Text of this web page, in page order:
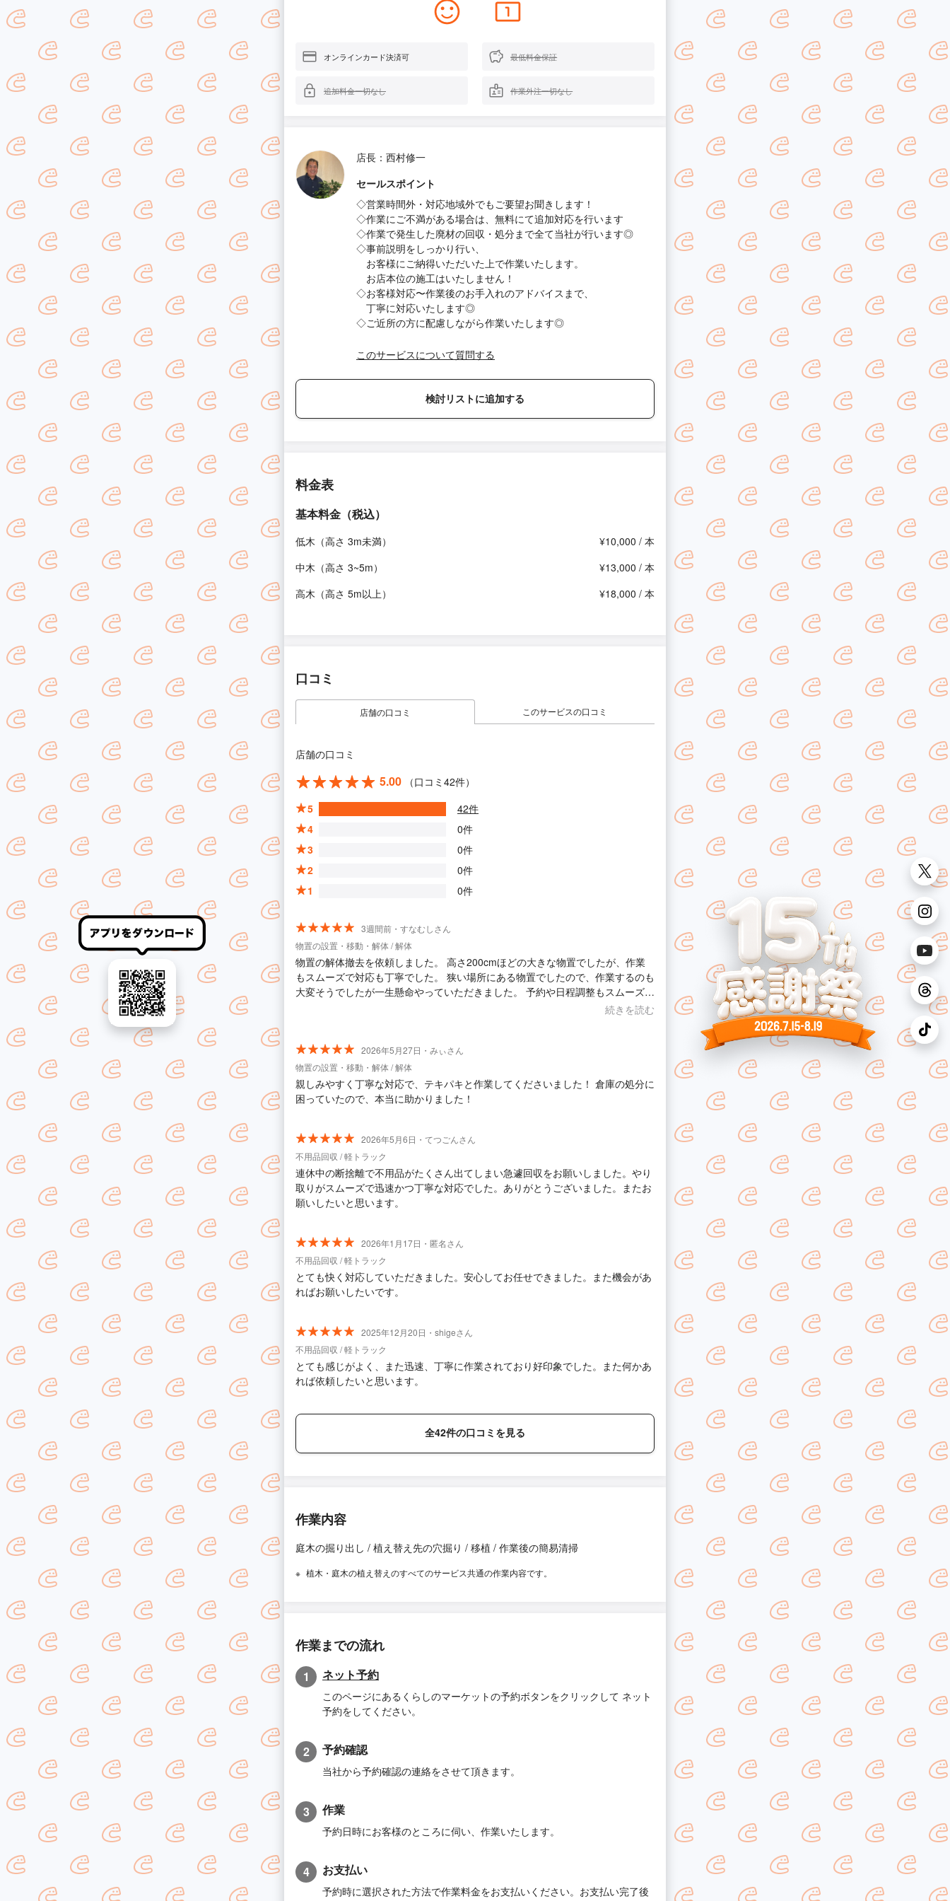
オンラインカード決済可 最低料金保証
追加料金一切なし 作業外注一切なし
店長：西村修一
セールスポイント
◇営業時間外・対応地域外でもご要望お聞きします！
◇作業にご不満がある場合は、無料にて追加対応を行います
◇作業で発生した廃材の回収・処分まで全て当社が行います◎
◇事前説明をしっかり行い、
お客様にご納得いただいた上で作業いたします。
お店本位の施工はいたしません！
◇お客様対応〜作業後のお手入れのアドバイスまで、
丁寧に対応いたします◎
◇ご近所の方に配慮しながら作業いたします◎
このサービスについて質問する
検討リストに追加する
料金表
基本料金（税込）
低木（高さ 3m未満）
¥10,000 / 本
中木（高さ 3~5m）
¥13,000 / 本
高木（高さ 5m以上）
¥18,000 / 本
口コミ
店舗の口コミ このサービスの口コミ
店舗の口コミ
5.00
（口コミ42件）
5
42件
4
0件
3
0件
2
0件
1
0件
3週間前・すなむしさん
物置の設置・移動・解体 / 解体
物置の解体撤去を依頼しました。 高さ200cmほどの大きな物置でしたが、作業
もスムーズで対応も丁寧でした。 狭い場所にある物置でしたので、作業するのも
大変そうでしたが一生懸命やっていただきました。 予約や日程調整もスムーズで
した。料金もリーズナブルでした。 また機会があればお願いしたいと思います。
続きを読む
2026年5月27日・みぃさん
物置の設置・移動・解体 / 解体
親しみやすく丁寧な対応で、テキパキと作業してくださいました！ 倉庫の処分に
困っていたので、本当に助かりました！
2026年5月6日・てつごんさん
不用品回収 / 軽トラック
連休中の断捨離で不用品がたくさん出てしまい急遽回収をお願いしました。やり
取りがスムーズで迅速かつ丁寧な対応でした。ありがとうございました。またお
願いしたいと思います。
2026年1月17日・匿名さん
不用品回収 / 軽トラック
とても快く対応していただきました。安心してお任せできました。また機会があ
ればお願いしたいです。
2025年12月20日・shigeさん
不用品回収 / 軽トラック
とても感じがよく、また迅速、丁寧に作業されており好印象でした。また何かあ
れば依頼したいと思います。
全42件の口コミを見る
作業内容
庭木の掘り出し / 植え替え先の穴掘り / 移植 / 作業後の簡易清掃
植木・庭木の植え替えのすべてのサービス共通の作業内容です。
作業までの流れ
1 ネット予約
このページにあるくらしのマーケットの予約ボタンをクリックして ネット
予約をしてください。
2 予約確認
当社から予約確認の連絡をさせて頂きます。
3 作業
予約日時にお客様のところに伺い、作業いたします。
4 お支払い
予約時に選択された方法で作業料金をお支払いください。お支払い完了後